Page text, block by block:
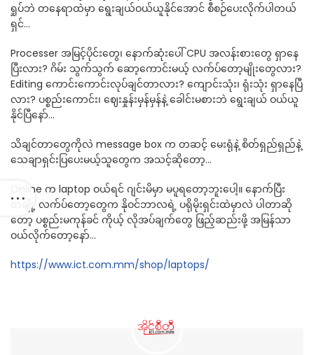
ရှုပ်ဘဲ တနေရာထဲမှာ ရွေးချယ်ဝယ်ယူနိုင်အောင် စီစဉ်ပေးလိုက်ပါတယ်
ရှင်…
Processer အမြင့်ပိုင်းတွေ၊ နောက်ဆုံးပေါ် CPU အလန်းစားတွေ ရှာနေ
ပြီးလား? ဂိမ်း သွက်သွက် ဆော့ကောင်းမယ့် လက်ပ်တော့မျိုးတွေလား?
Editing ကောင်းကောင်းလုပ်ချင်တာလား? ကျောင်းသုံး၊ ရုံးသုံး ရှာနေပြီ
လား? ပစ္စည်းကောင်း၊ ဈေးနှုန်းမှန်မှန်နဲ့ ခေါင်းမစားဘဲ ရွေးချယ် ဝယ်ယူ
နိုင်ပြီနော်…
သိချင်တာတွေကိုလဲ message box က တဆင့် မေးရုံနဲ့ စိတ်ရှည်ရှည်နဲ့
သေချာရှင်းပြပေးမယ့်သူတွေက အသင့်ဆိုတော့…
Online က laptop ဝယ်ရင် ဂျင်းမိမှာ မပူရတော့ဘူးပေါ့။ နောက်ပြီး
တချို့ လက်ပ်တော့တွေက နိုဝင်ဘာလရဲ့ ပရိုမိုးရှင်းထဲမှာလဲ ပါတာဆို
တော့ ပစ္စည်းမကုန်ခင် ကိုယ့် လိုအပ်ချက်တွေ ဖြည့်ဆည်းဖို့ အမြန်သာ
ဝယ်လိုက်တော့နော်…
https://www.ict.com.mm/shop/laptops/